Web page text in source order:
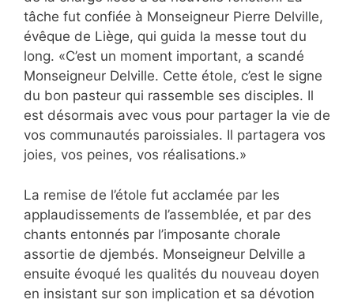
tâche fut confiée à Monseigneur Pierre Delville,
évêque de Liège, qui guida la messe tout du
long. «C’est un moment important, a scandé
Monseigneur Delville. Cette étole, c’est le signe
du bon pasteur qui rassemble ses disciples. Il
est désormais avec vous pour partager la vie de
vos communautés paroissiales. Il partagera vos
joies, vos peines, vos réalisations.»
La remise de l’étole fut acclamée par les
applaudissements de l’assemblée, et par des
chants entonnés par l’imposante chorale
assortie de djembés. Monseigneur Delville a
ensuite évoqué les qualités du nouveau doyen
en insistant sur son implication et sa dévotion